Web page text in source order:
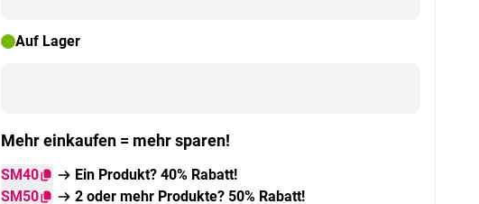
Auf Lager
Mehr einkaufen = mehr sparen!
SM40
Ein Produkt? 40% Rabatt!
SM50
2 oder mehr Produkte? 50% Rabatt!